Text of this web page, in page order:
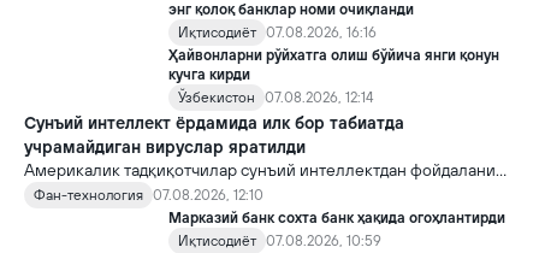
Кремлда ворислик жангига олиб келиши мумкин.
энг қолоқ банклар номи очиқланди
Иқтисодиёт 07.08.2026, 16:16
Ҳайвонларни рўйхатга олиш бўйича янги қонун
кучга кирди
Ўзбекистон
07.08.2026, 12:14
Сунъий интеллект ёрдамида илк бор табиатда
учрамайдиган вируслар яратилди
Америкалик тадқиқотчилар сунъий интеллектдан фойдаланиб
16 та вирус яратди. Бу кашфиёт янги ютуқларга умид уйғотиш
билан бирга, ундан нотўғри мақсадда фойдаланиш борасидаги
хавотирларни ҳам кучайтирмоқда.
Фан-технология 07.08.2026, 12:10
Марказий банк сохта банк ҳақида огоҳлантирди
Иқтисодиёт 07.08.2026, 10:59